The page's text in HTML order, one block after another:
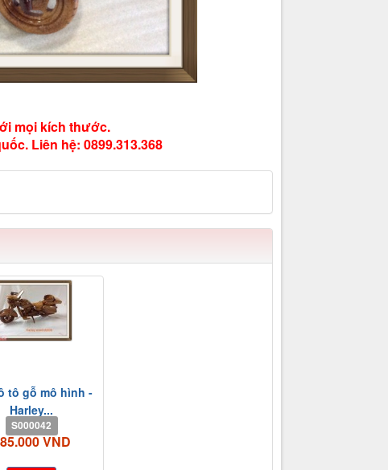
mọi kích thước.
Liên hệ: 0899.313.368
tô gỗ mô hình -
Harley...
S000042
VND